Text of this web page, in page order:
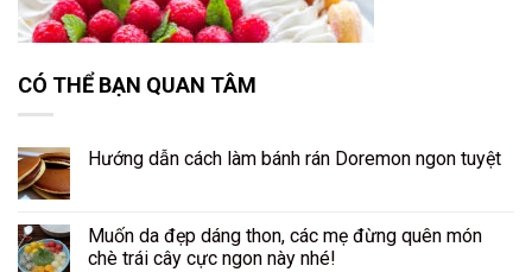
CÓ THỂ BẠN QUAN TÂM
Hướng dẫn cách làm bánh rán Doremon ngon tuyệt
Muốn da đẹp dáng thon, các mẹ đừng quên món
chè trái cây cực ngon này nhé!